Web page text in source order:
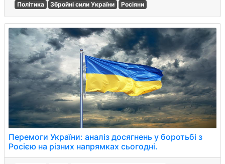
Політика Збройні сили України Росіяни
Перемоги України: аналіз досягнень у боротьбі з
Росією на різних напрямках сьогодні.